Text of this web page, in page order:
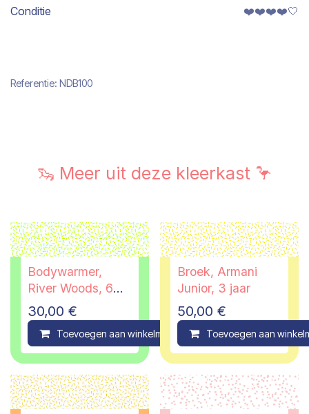
Conditie ❤️❤️❤️❤️🤍
Referentie: NDB100
🦦 Meer uit deze kleerkast 🦩
Bodywarmer,
River Woods, 6
jaar
30,00 €
Toevoegen aan winkelmandje Compare
Broek, Armani
Junior, 3 jaar
50,00 €
Toevoegen aan